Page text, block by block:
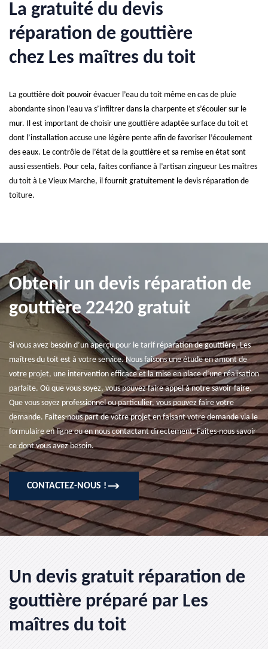
La gratuité du devis
réparation de gouttière
chez Les maîtres du toit
La gouttière doit pouvoir évacuer l’eau du toit même en cas de pluie
abondante sinon l’eau va s’infiltrer dans la charpente et s’écouler sur le
mur. Il est important de choisir une gouttière adaptée surface du toit et
dont l’installation accuse une légère pente afin de favoriser l’écoulement
des eaux. Le contrôle de l’état de la gouttière et sa remise en état sont
aussi essentiels. Pour cela, faites confiance à l’artisan zingueur Les maîtres
du toit à Le Vieux Marche, il fournit gratuitement le devis réparation de
toiture.
Obtenir un devis réparation de
gouttière 22420 gratuit
Si vous avez besoin d’un aperçu pour le tarif réparation de gouttière, Les
maîtres du toit est à votre service. Nous faisons une étude en amont de
votre projet, une intervention efficace et la mise en place d’une réalisation
parfaite. Où que vous soyez, vous pouvez faire appel à notre savoir-faire.
Que vous soyez professionnel ou particulier, vous pouvez faire votre
demande. Faites-nous part de votre projet en faisant votre demande via le
formulaire en ligne ou en nous contactant directement. Faites-nous savoir
ce dont vous avez besoin.
CONTACTEZ-NOUS !
Un devis gratuit réparation de
gouttière préparé par Les
maîtres du toit